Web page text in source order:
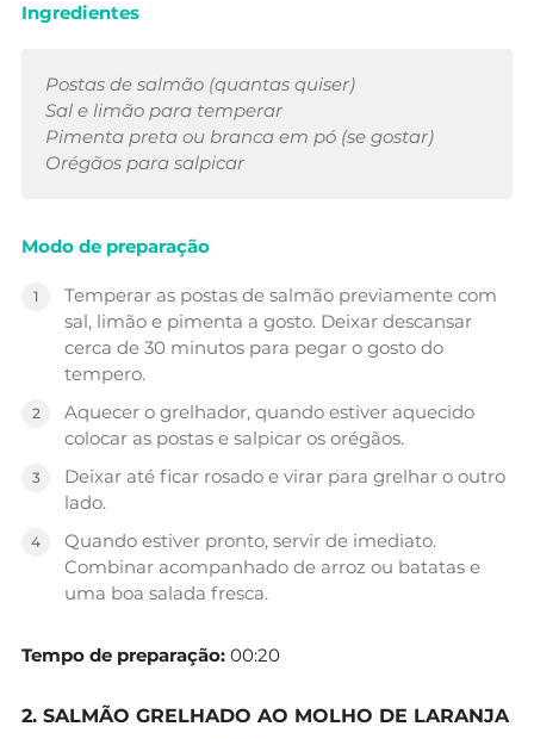
Ingredientes
Postas de salmão (quantas quiser)
Sal e limão para temperar
Pimenta preta ou branca em pó (se gostar)
Orégãos para salpicar
Modo de preparação
Temperar as postas de salmão previamente com
sal, limão e pimenta a gosto. Deixar descansar
cerca de 30 minutos para pegar o gosto do
tempero.
Aquecer o grelhador, quando estiver aquecido
colocar as postas e salpicar os orégãos.
Deixar até ficar rosado e virar para grelhar o outro
lado.
Quando estiver pronto, servir de imediato.
Combinar acompanhado de arroz ou batatas e
uma boa salada fresca.
Tempo de preparação: 00:20
2. SALMÃO GRELHADO AO MOLHO DE LARANJA